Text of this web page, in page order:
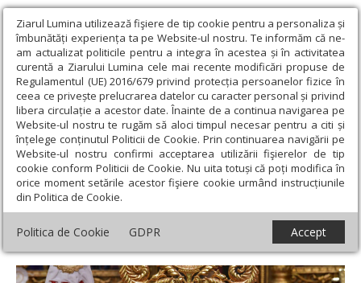
Ziarul Lumina utilizează fişiere de tip cookie pentru a personaliza și
îmbunătăți experiența ta pe Website-ul nostru. Te informăm că ne-
am actualizat politicile pentru a integra în acestea și în activitatea
curentă a Ziarului Lumina cele mai recente modificări propuse de
Regulamentul (UE) 2016/679 privind protecția persoanelor fizice în
ceea ce privește prelucrarea datelor cu caracter personal și privind
libera circulație a acestor date. Înainte de a continua navigarea pe
Website-ul nostru te rugăm să aloci timpul necesar pentru a citi și
înțelege conținutul Politicii de Cookie. Prin continuarea navigării pe
Website-ul nostru confirmi acceptarea utilizării fişierelor de tip
cookie conform Politicii de Cookie. Nu uita totuși că poți modifica în
orice moment setările acestor fişiere cookie urmând instrucțiunile
din Politica de Cookie.
Politica de Cookie GDPR Accept
Ziarul Lumina › Actualitate religioasă › Comunicate de presă ›
Programul liturgic de la Catedrala Patriarhală în perioada 9 aprilie -
21 aprilie 2023
Programul liturgic de la Catedrala
Patriarhală în perioada 9 aprilie - 21 aprilie
2023